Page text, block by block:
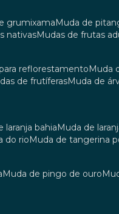
grumixama
muda de
nativas
mudas de frutas
para reflorestamento
de frutíferas
muda de
laranja bahia
muda de
do rio
muda de tangerina
muda de pingo de ouro